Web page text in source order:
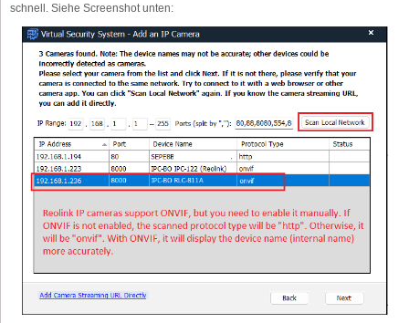
schnell. Siehe Screenshot unten: